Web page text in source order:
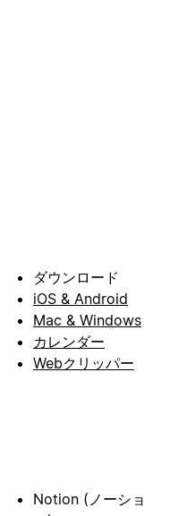
ダウンロード
iOS & Android
Mac & Windows
カレンダー
Webクリッパー
Notion (ノーショ